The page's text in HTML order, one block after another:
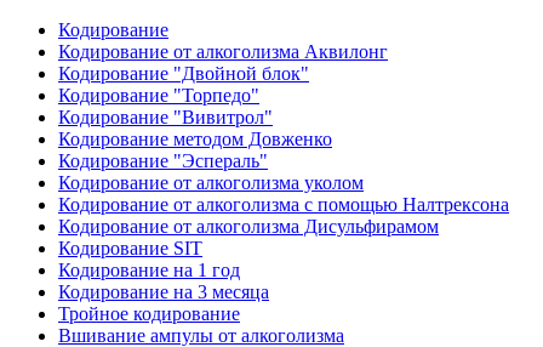
Кодирование
Кодирование от алкоголизма Аквилонг
Кодирование "Двойной блок"
Кодирование "Торпедо"
Кодирование "Вивитрол"
Кодирование методом Довженко
Кодирование "Эспераль"
Кодирование от алкоголизма уколом
Кодирование от алкоголизма с помощью Налтрексона
Кодирование от алкоголизма Дисульфирамом
Кодирование SIT
Кодирование на 1 год
Кодирование на 3 месяца
Тройное кодирование
Вшивание ампулы от алкоголизма